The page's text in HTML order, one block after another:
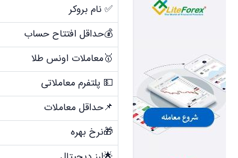
✅ نام بروکر
💰حداقل افتتاح حساب
🥇معاملات اونس طلا
💵 پلتفرم معاملاتی
📌حداقل معاملات
🎁نرخ بهره